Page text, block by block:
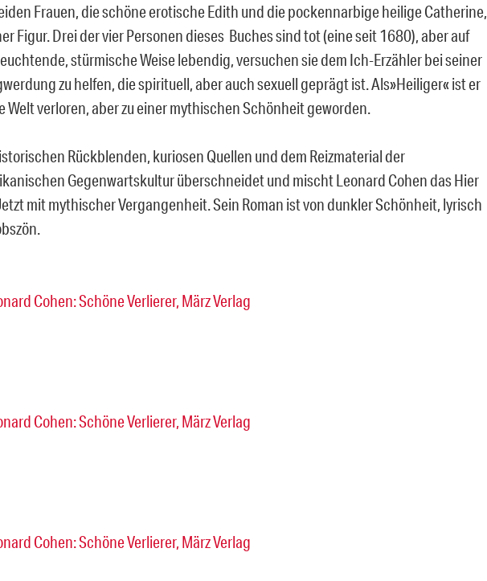
Frauen, die schöne erotische Edith und die pockennarbige heilige Catherine,
Figur. Drei der vier Personen dieses Buches sind tot (eine seit 1680), aber auf
stürmische Weise lebendig, versuchen sie dem Ich-Erzähler bei seiner
zu helfen, die spirituell, aber auch sexuell geprägt ist. Als»Heiliger« ist er
Welt verloren, aber zu einer mythischen Schönheit geworden.
Rückblenden, kuriosen Quellen und dem Reizmaterial der
Gegenwartskultur überschneidet und mischt Leonard Cohen das Hier
mit mythischer Vergangenheit. Sein Roman ist von dunkler Schönheit, lyrisch